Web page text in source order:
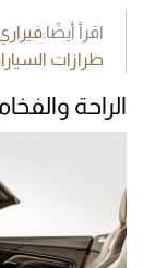
اقرأ أيضًا:
طرازات
الراحة